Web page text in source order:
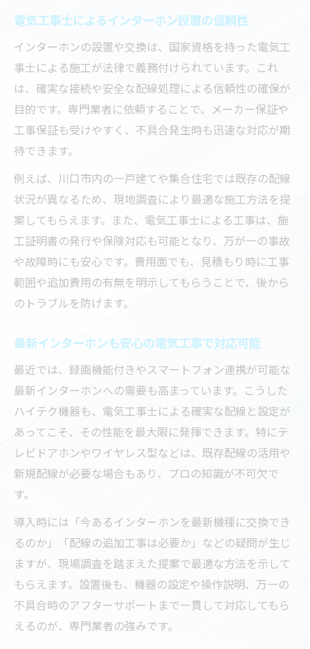
工事前の現地調査が重要な理由と流れ
インターホン取り付け時の工事内容を解説
工事費用の適正を見極めるチェックリスト
電気工事費用の相場を見極める基準とは
インターホン工事費用内訳のポイント整理
工事費込みで確認すべき注意事項まとめ
電気工事の適正価格をチェックする方法
見積もり比較時に役立つ費用診断の視点
電気工事士によるインターホン設置の信頼性
インターホンの設置や交換は、国家資格を持った電気工
事士による施工が法律で義務付けられています。これ
は、確実な接続や安全な配線処理による信頼性の確保が
目的です。専門業者に依頼することで、メーカー保証や
工事保証も受けやすく、不具合発生時も迅速な対応が期
待できます。
例えば、川口市内の一戸建てや集合住宅では既存の配線
状況が異なるため、現地調査により最適な施工方法を提
案してもらえます。また、電気工事士による工事は、施
工証明書の発行や保険対応も可能となり、万が一の事故
や故障時にも安心です。費用面でも、見積もり時に工事
範囲や追加費用の有無を明示してもらうことで、後から
のトラブルを防げます。
最新インターホンも安心の電気工事で対応可能
最近では、録画機能付きやスマートフォン連携が可能な
最新インターホンへの需要も高まっています。こうした
ハイテク機器も、電気工事士による確実な配線と設定が
あってこそ、その性能を最大限に発揮できます。特にテ
レビドアホンやワイヤレス型などは、既存配線の活用や
新規配線が必要な場合もあり、プロの知識が不可欠で
す。
導入時には「今あるインターホンを最新機種に交換でき
るのか」「配線の追加工事は必要か」などの疑問が生じ
ますが、現場調査を踏まえた提案で最適な方法を示して
もらえます。設置後も、機器の設定や操作説明、万一の
不具合時のアフターサポートまで一貫して対応してもら
えるのが、専門業者の強みです。